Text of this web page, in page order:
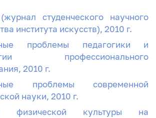
студенческого научного
института искусств), 2010 г.
проблемы педагогики и
профессионального
2010 г.
проблемы современной
науки, 2010 г.
физической культуры на